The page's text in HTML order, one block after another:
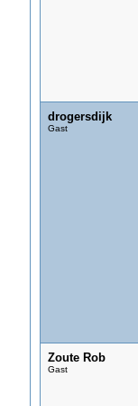
drogersdijk
Gast
Zoute Rob
Gast